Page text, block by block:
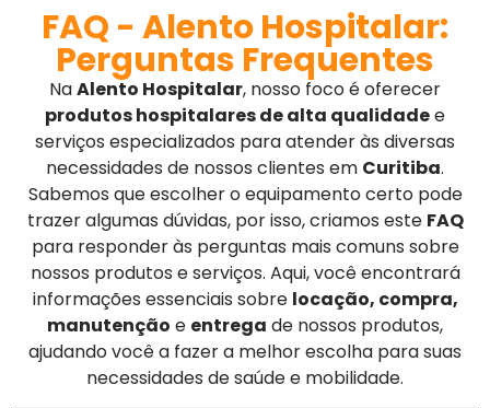
FAQ - Alento Hospitalar:
Perguntas Frequentes
NaAlento Hospitalar, nosso foco é oferecer
produtos hospitalares de alta qualidadee
serviços especializados para atender às diversas
necessidades de nossos clientes em Curitiba.
Sabemos que escolher o equipamento certo pode
trazer algumas dúvidas, por isso, criamos este FAQ
para responder às perguntas mais comuns sobre
nossos produtos e serviços. Aqui, você encontrará
informações essenciais sobre locação, compra,
manutenção e entrega de nossos produtos,
ajudando você a fazer a melhor escolha para suas
necessidades de saúde e mobilidade.